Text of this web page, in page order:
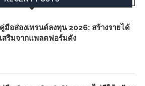
คู่มือส่องเทรนด์ลงทุน 2026: สร้างรายได้
เสริมจากแพลตฟอร์มดัง